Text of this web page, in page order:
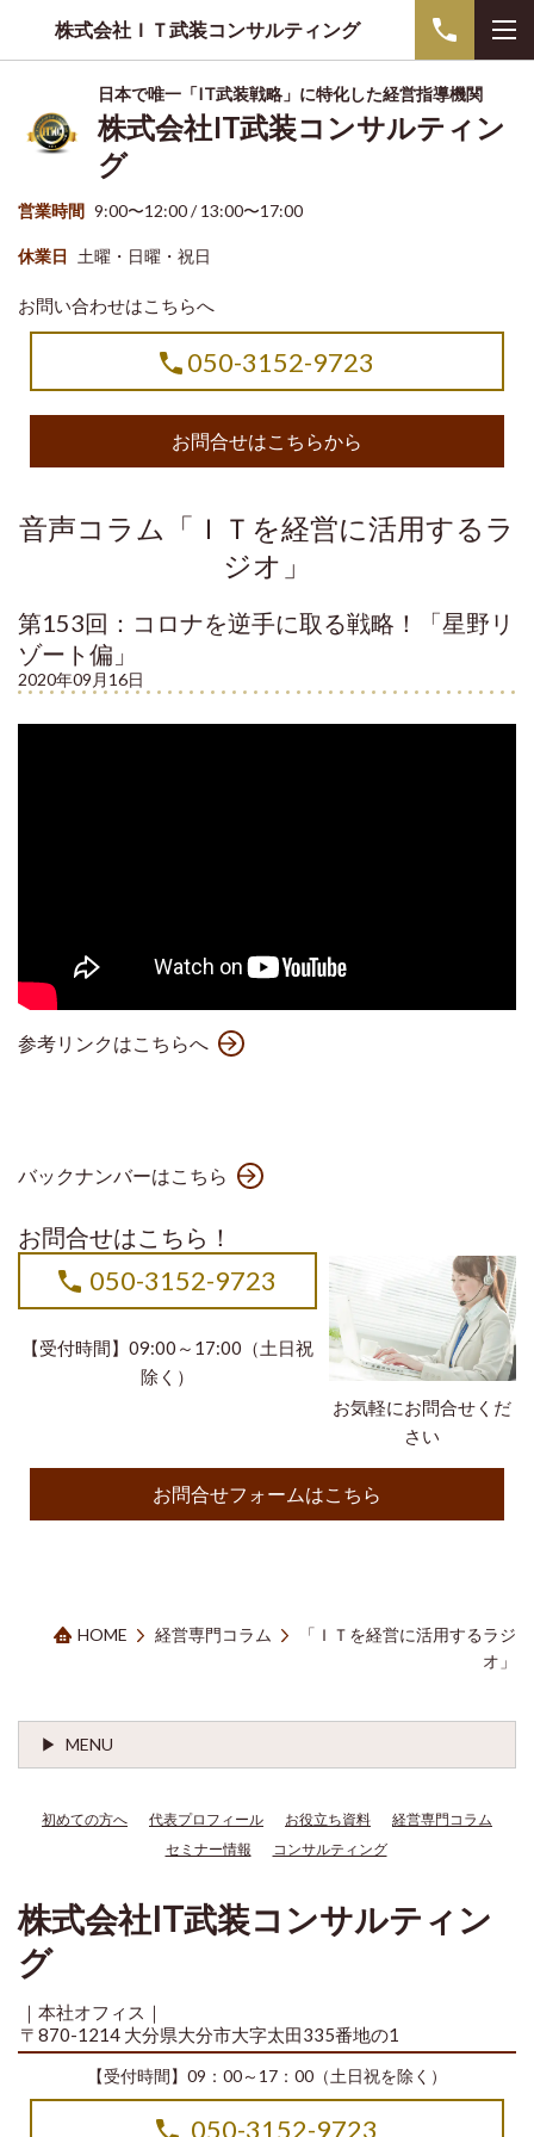
株式会社ＩＴ武装コンサルティング
日本で唯一「IT武装戦略」に特化した経営指導機関
株式会社IT武装コンサルティン
グ
営業時間 9:00〜12:00 / 13:00〜17:00
休業日 土曜・日曜・祝日
お問い合わせはこちらへ
050-3152-9723
お問合せはこちらから
音声コラム「ＩＴを経営に活用するラ
ジオ」
第153回：コロナを逆手に取る戦略！「星野リ
ゾート偏」
2020年09月16日
参考リンクはこちらへ
バックナンバーはこちら
お問合せはこちら！
お気軽にお問合せくだ
さい
050-3152-9723
【受付時間】09:00～17:00（土日祝
除く）
お問合せフォームはこちら
HOME 経営専門コラム
「ＩＴを経営に活用するラジ
オ」
MENU
初めての方へ 代表プロフィール お役立ち資料
経営専門コラム
セミナー情報
コンサルティング
株式会社IT武装コンサルティン
グ
｜本社オフィス｜
〒870-1214 大分県大分市大字太田335番地の1
【受付時間】09：00～17：00（土日祝を除く）
050-3152-9723